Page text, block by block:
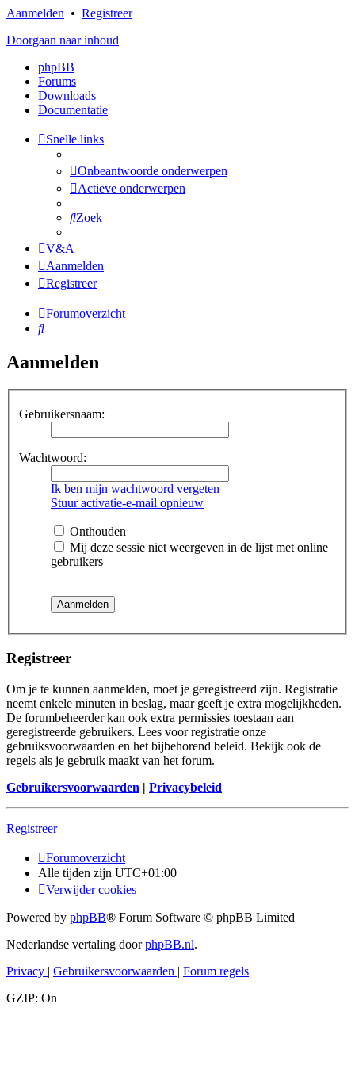
Aanmelden • Registreer
Doorgaan naar inhoud
phpBB
Forums
Downloads
Documentatie
Snelle links
Onbeantwoorde onderwerpen
Actieve onderwerpen
Zoek
V&A
Aanmelden
Registreer
Forumoverzicht
Zoek
Aanmelden
Gebruikersnaam:
Wachtwoord:
Ik ben mijn wachtwoord vergeten
Stuur activatie-e-mail opnieuw
Onthouden
Mij deze sessie niet weergeven in de lijst met online
gebruikers
Registreer
Om je te kunnen aanmelden, moet je geregistreerd zijn. Registratie
neemt enkele minuten in beslag, maar geeft je extra mogelijkheden.
De forumbeheerder kan ook extra permissies toestaan aan
geregistreerde gebruikers. Lees voor registratie onze
gebruiksvoorwaarden en het bijbehorend beleid. Bekijk ook de
regels als je gebruik maakt van het forum.
Gebruikersvoorwaarden | Privacybeleid
Registreer
Forumoverzicht
Alle tijden zijn UTC+01:00
Verwijder cookies
Powered by phpBB® Forum Software © phpBB Limited
Nederlandse vertaling doorphpBB.nl.
Privacy | Gebruikersvoorwaarden | Forum regels
GZIP: On